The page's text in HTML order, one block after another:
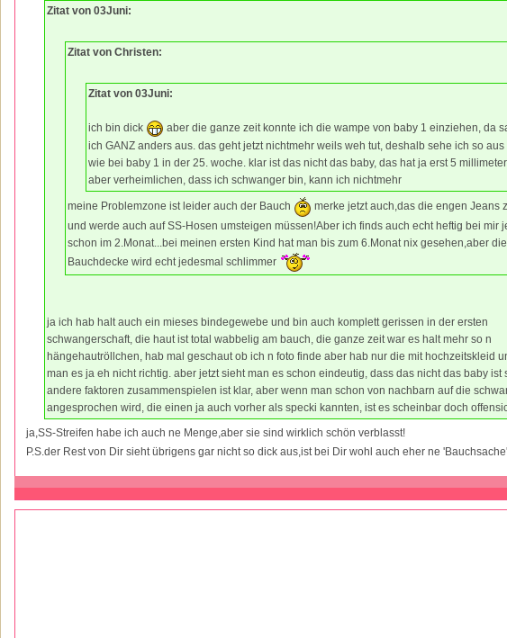
Zitat von 03Juni:
Zitat von Christen:
Zitat von 03Juni:
ich bin dick
aber die ganze zeit konnte ich die wampe von baby 1 einziehen, da
ich GANZ anders aus. das geht jetzt nichtmehr weils weh tut, deshalb sehe ich so aus
wie bei baby 1 in der 25. woche. klar ist das nicht das baby, das hat ja erst 5
aber verheimlichen, dass ich schwanger bin, kann ich nichtmehr
meine Problemzone ist leider auch der Bauch
merke jetzt auch,das die engen Jeans
und werde auch auf SS-Hosen umsteigen müssen!Aber ich finds auch echt heftig bei mir
schon im 2.Monat...bei meinen ersten Kind hat man bis zum 6.Monat nix gesehen,aber die
Bauchdecke wird echt jedesmal schlimmer
ja ich hab halt auch ein mieses bindegewebe und bin auch komplett gerissen in der ersten
schwangerschaft, die haut ist total wabbelig am bauch, die ganze zeit war es halt mehr so n
hängehautröllchen, hab mal geschaut ob ich n foto finde aber hab nur die mit hochzeitskleid
man es ja eh nicht richtig. aber jetzt sieht man es schon eindeutig, dass das nicht das baby ist
andere faktoren zusammenspielen ist klar, aber wenn man schon von nachbarn auf die
angesprochen wird, die einen ja auch vorher als specki kannten, ist es scheinbar doch
ja,SS-Streifen habe ich auch ne Menge,aber sie sind wirklich schön verblasst!
P.S.der Rest von Dir sieht übrigens gar nicht so dick aus,ist bei Dir wohl auch eher ne